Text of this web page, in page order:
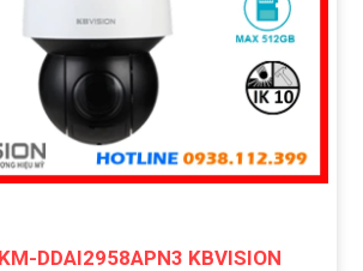
DDAI2958APN3 KBVISION